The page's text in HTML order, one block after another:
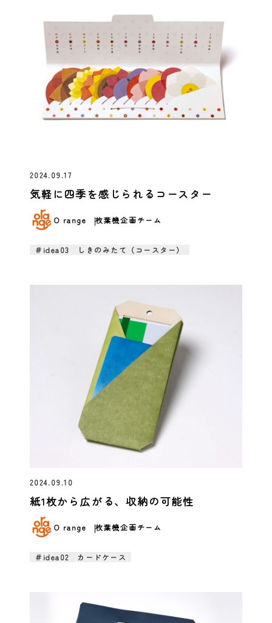
2024.09.17
気軽に四季を感じられるコースター
O range 枚葉機企画チーム
＃idea03 しきのみたて（コースター）
2024.09.10
紙1枚から広がる、収納の可能性
O range 枚葉機企画チーム
＃idea02 カードケース